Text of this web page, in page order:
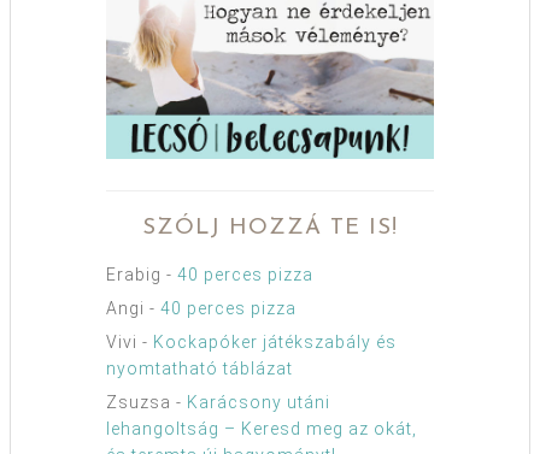
SZÓLJ HOZZÁ TE IS!
Erabig - 40 perces pizza
Angi - 40 perces pizza
Vivi - Kockapóker játékszabály és
nyomtatható táblázat
Zsuzsa - Karácsony utáni
lehangoltság – Keresd meg az okát,